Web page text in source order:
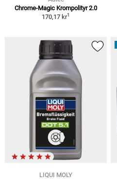
Chrome-Magic Krompolityr 2.0
170,17 kr1
LIQUI MOLY